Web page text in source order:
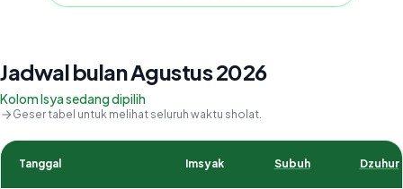
Jadwal bulan Agustus 2026
Kolom Isya sedang dipilih
Geser tabel untuk melihat seluruh waktu sholat.
Tanggal Imsyak Subuh Dzuhur